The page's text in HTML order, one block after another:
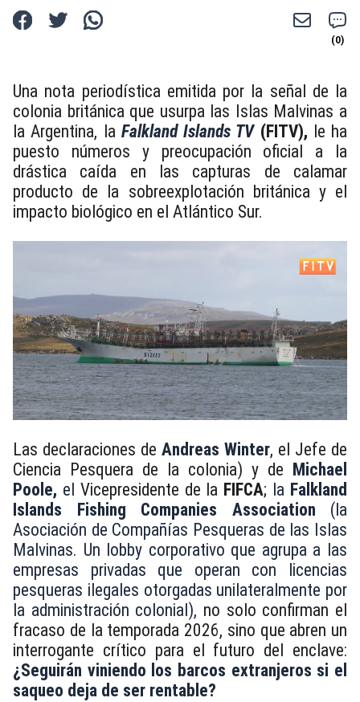
Una nota periodística emitida por la señal de la
colonia británica que usurpa las Islas Malvinas a
la Argentina, la Falkland Islands TV(FITV), le ha
puesto números y preocupación oficial a la
drástica caída en las capturas de calamar
producto de la sobreexplotación británica y el
impacto biológico en el Atlántico Sur.
Las declaraciones de Andreas Winter, el Jefe de
Ciencia Pesquera de la colonia) y de Michael
Poole, el Vicepresidente de la FIFCA; la Falkland
Islands Fishing Companies Association (la
Asociación de Compañías Pesqueras de las Islas
Malvinas. Un lobby corporativo que agrupa a las
empresas privadas que operan con licencias
pesqueras ilegales otorgadas unilateralmente por
la administración colonial), no solo confirman el
fracaso de la temporada 2026, sino que abren un
interrogante crítico para el futuro del enclave:
¿Seguirán viniendo los barcos extranjeros si el
saqueo deja de ser rentable?